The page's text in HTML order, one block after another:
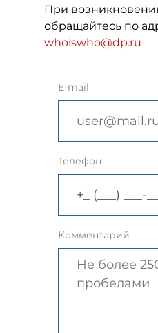
При
обращайтесь по
whoiswho@dp.ru
E-mail
Телефон
Комментарий